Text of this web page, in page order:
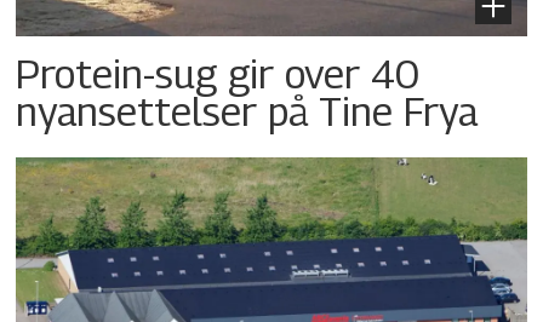
Protein-sug gir over 40
nyansettelser på Tine Frya